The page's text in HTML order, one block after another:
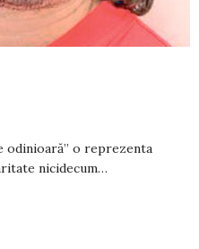
odinioară” o reprezenta
nicidecum…